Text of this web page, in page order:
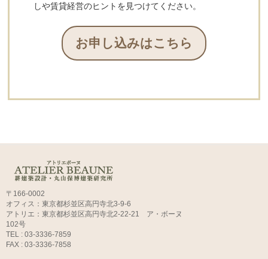
しや賃貸経営のヒントを見つけてください。
お申し込みはこちら
〒166-0002
オフィス：東京都杉並区高円寺北3-9-6
アトリエ：東京都杉並区高円寺北2-22-21 ア・ボーヌ
102号
TEL : 03-3336-7859
FAX : 03-3336-7858